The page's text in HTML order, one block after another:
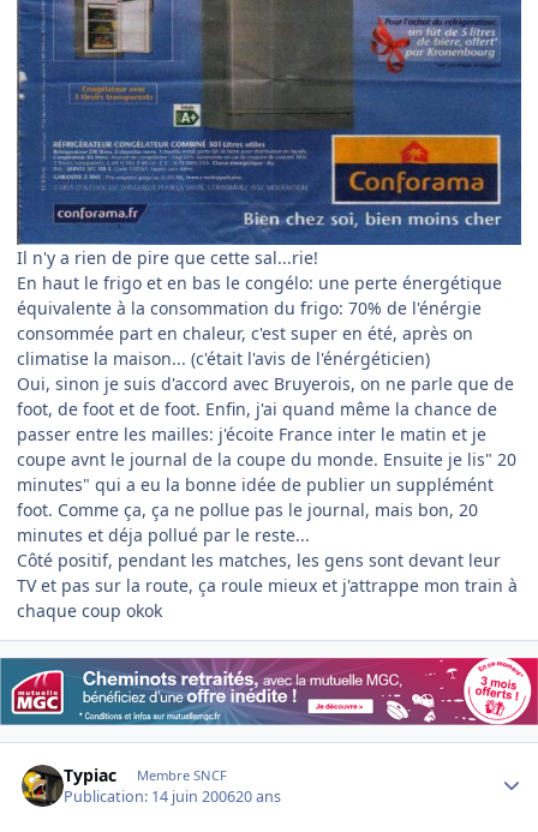
Il n'y a rien de pire que cette sal...rie!
En haut le frigo et en bas le congélo: une perte énergétique
équivalente à la consommation du frigo: 70% de l'énérgie
consommée part en chaleur, c'est super en été, après on
climatise la maison... (c'était l'avis de l'énérgéticien)
Oui, sinon je suis d'accord avec Bruyerois, on ne parle que de
foot, de foot et de foot. Enfin, j'ai quand même la chance de
passer entre les mailles: j'écoite France inter le matin et je
coupe avnt le journal de la coupe du monde. Ensuite je lis" 20
minutes" qui a eu la bonne idée de publier un supplémént
foot. Comme ça, ça ne pollue pas le journal, mais bon, 20
minutes et déja pollué par le reste...
Côté positif, pendant les matches, les gens sont devant leur
TV et pas sur la route, ça roule mieux et j'attrappe mon train à
chaque coup okok
Typiac Membre SNCF
Publication: 14 juin 200620 ans